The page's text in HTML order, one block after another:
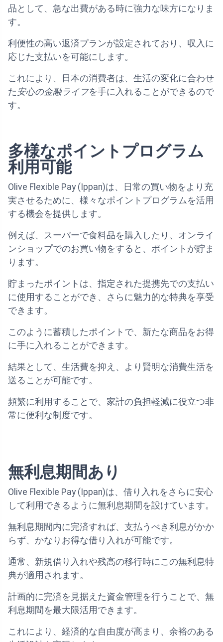
品として、急な出費がある時に強力な味方になりま
す。
利便性の高い返済プランが設定されており、収入に
応じた支払いを可能にします。
これにより、日本の消費者は、生活の変化に合わせ
た 安心の金融ライフを手に入れることができるので
す。
多様なポイントプログラム
利用可能
Olive Flexible Pay (Ippan)は、日常の買い物をより充
実させるために、様々なポイントプログラムを活用
する機会を提供します。
例えば、スーパーで食料品を購入したり、オンライ
ンショップでのお買い物をすると、ポイントが貯ま
ります。
貯まったポイントは、指定された提携先での支払い
に使用することができ、さらに魅力的な特典を享受
できます。
このように蓄積したポイントで、新たな商品をお得
に手に入れることができます。
結果として、生活費を抑え、より賢明な消費生活を
送ることが可能です。
頻繁に利用することで、家計の負担軽減に役立つ非
常に便利な制度です。
無利息期間あり
Olive Flexible Pay (Ippan)は、借り入れをさらに安心
して利用できるように無利息期間を設けています。
無利息期間内に完済すれば、支払うべき利息がかか
らず、かなりお得な借り入れが可能です。
通常、新規借り入れや残高の移行時にこの無利息特
典が適用されます。
計画的に完済を見据えた資金管理を行うことで、無
利息期間を最大限活用できます。
これにより、経済的な自由度が高まり、余裕のある